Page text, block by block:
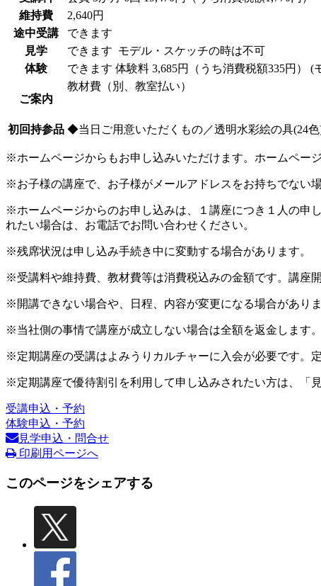
維持費
2,640円
途中受講
できます
見学
できます モデル・スケッチの時は不可
体験
できます 体験料 3,685円（うち消費税額335円） (
ご案内
教材費（別、教室払い）
初回持参品 ◆当日ご用意いただくもの／透明水彩絵の具(24
※ホームページからもお申し込みいただけます。ホームペー
※お子様の講座で、お子様がメールアドレスをお持ちでない
※ホームページからのお申し込みは、１講座につき１人の申
れたい場合は、お電話でお問い合わせください。
※残席状況は申し込み手続き中に変動する場合があります。
※受講料や維持費、教材費等は消費税込みの金額です。講座
※開講できない場合や、日程、内容が変更になる場合がありま
※当社側の事情で講座が成立しない場合は全額を返金します
※定期講座の受講はよみうりカルチャーに入会が必要です。
※定期講座で優待割引を利用して申し込みされたい方は、「
受講申込・予約
体験申込・予約
見学申込・問合せ
印刷用ページへ
このページをシェアする